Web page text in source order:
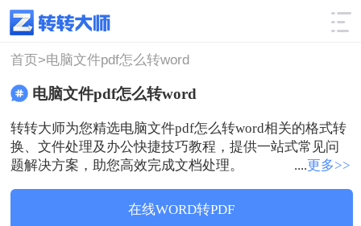
使用技巧 筛选
首页>电脑文件pdf怎么转word
电脑文件pdf怎么转word
转转大师为您精选电脑文件pdf怎么转word相关的格式转
换、文件处理及办公快捷技巧教程，提供一站式常见问
题解决方案，助您高效完成文档处理。
....更多>>
在线WORD转PDF